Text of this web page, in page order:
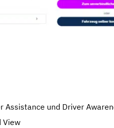
Assistance und Driver
View